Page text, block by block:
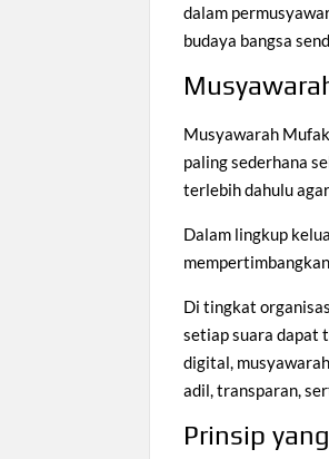
dalam
budaya bangsa
Musyawarah
paling sederhana
terlebih dahulu
Dalam lingkup
Di tingkat
setiap suara dapat
digital,
adil, transparan,
Prinsip